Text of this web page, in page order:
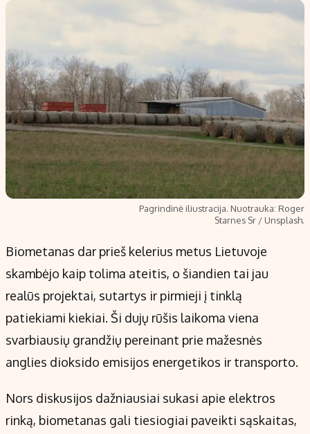
Akcijų rinka
Saulės elektrinės
Kriptovaliutos
Infliacija
Migracija
Nedarbo išmokos skaičiuoklė
Indėlių skaičiuoklė
Būsto finansai
Įdomios naujienos
Redakcija
Apie mus
Turinio žymėjimo taisyklės
Kontaktai
Regionų naujienos
Indėlių palūkanos
Pagrindinė iliustracija. Nuotrauka: Roger
Starnes Sr / Unsplash.
Biometanas dar prieš kelerius metus Lietuvoje
skambėjo kaip tolima ateitis, o šiandien tai jau
realūs projektai, sutartys ir pirmieji į tinklą
patiekiami kiekiai. Ši dujų rūšis laikoma viena
svarbiausių grandžių pereinant prie mažesnės
anglies dioksido emisijos energetikos ir transporto.
Nors diskusijos dažniausiai sukasi apie elektros
rinką, biometanas gali tiesiogiai paveikti sąskaitas,